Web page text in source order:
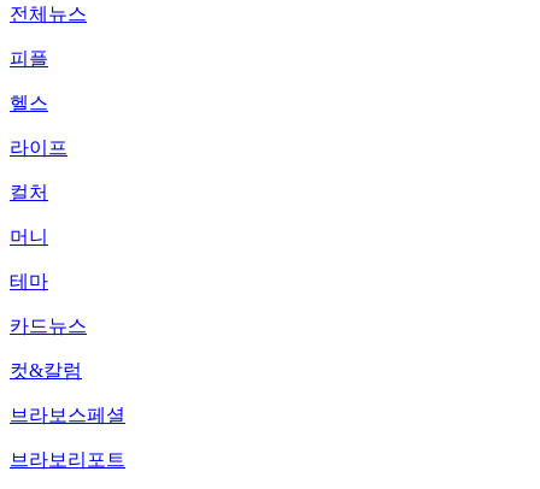
전체뉴스
피플
헬스
라이프
컬처
머니
테마
카드뉴스
컷&칼럼
브라보스페셜
브라보리포트